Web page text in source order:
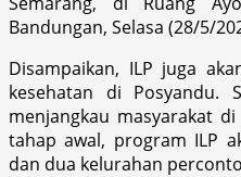
Bandungan, Selasa (28/5/
Disampaikan, ILP juga
kesehatan di Posyandu.
menjangkau masyarakat
tahap awal, program ILP
dan dua kelurahan